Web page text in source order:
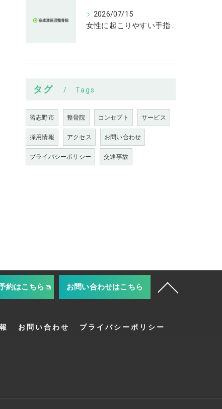
2026/07/15
女性に起こりやすい手指の変形とは
タグ Tags
習志野市 整骨院 コンセプト サービス
採用情報 アクセス お問い合わせ
プライバシーポリシー 交通事故
約はこちら お問い合わせはこちら
お問い合わせ プライバシーポリシー